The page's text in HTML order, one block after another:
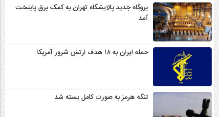
یروگاه جدید پالایشگاه تهران به کمک برق پایتخت
آمد
حمله ایران به ۱۸ هدف ارتش شرور آمریکا
تنگه هرمز به صورت کامل بسته شد